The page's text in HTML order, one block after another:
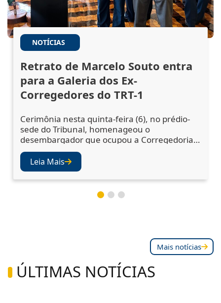
NOTÍCIAS
Retrato de Marcelo Souto entra
para a Galeria dos Ex-
Corregedores do TRT-1
Cerimônia nesta quinta-feira (6), no prédio-
sede do Tribunal, homenageou o
desembargador que ocupou a Corregedoria
Regional no biênio 2023/2025 A cerimônia de
descerramento do retrato do desembargador
Marcelo Augusto Souto de Oliveira,
corregedor regional no biênio 2023/2025,
ocorreu nesta quinta-feira (6), no Salão Nobre
do TRT-1. A solenidade confirmou a inclusão
Leia Mais
Mais notícias
ÚLTIMAS NOTÍCIAS